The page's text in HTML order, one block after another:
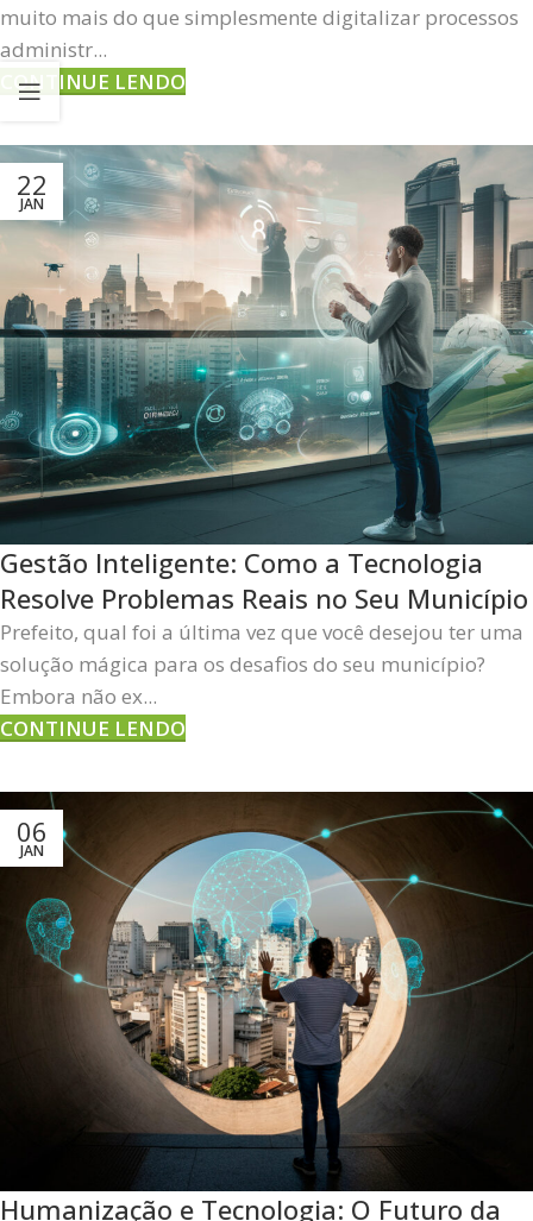
muito mais do que simplesmente digitalizar processos
administr...
CONTINUE LENDO
22
JAN
Gestão Inteligente: Como a Tecnologia
Resolve Problemas Reais no Seu Município
Prefeito, qual foi a última vez que você desejou ter uma
solução mágica para os desafios do seu município?
Embora não ex...
CONTINUE LENDO
06
JAN
Humanização e Tecnologia: O Futuro da